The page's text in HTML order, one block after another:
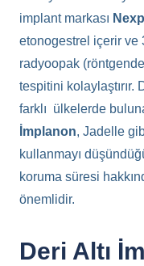
implant markası
etonogestrel içerir ve
radyoopak
tespitini
farklı ülkelerde
İmplanon, Jadelle
kullanmayı
koruma süresi
önemlidir.
Deri Altı